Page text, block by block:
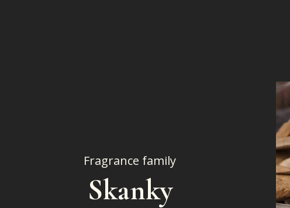
Fragrance family
Skanky